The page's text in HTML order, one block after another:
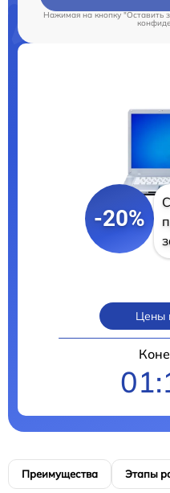
Нажимая на кнопку "Оставить
-20%
Цены
Преимущества Этапы